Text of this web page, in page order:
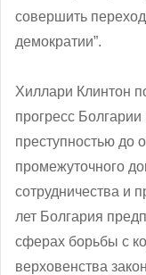
совершить
демократии”.
Хиллари Клинтон
прогресс
преступностью до
промежуточного
сотрудничества и
лет Болгария
сферах борьбы с
верховенства